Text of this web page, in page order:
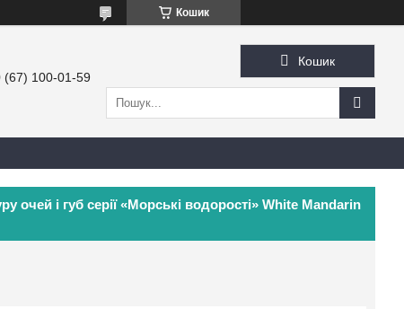
Кошик
(67) 100-01-59
Кошик
очей і губ серії «Морські водорості» White Mandarin